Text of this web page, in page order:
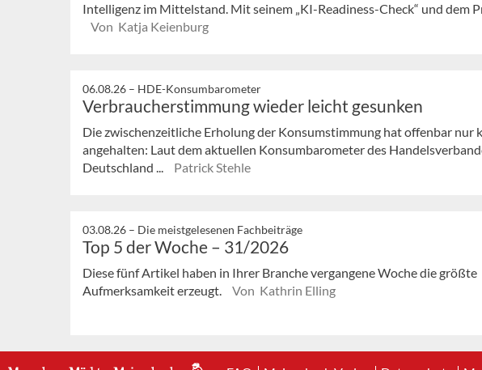
Intelligenz im Mittelstand. Mit seinem „KI-Readiness-Check“ und dem
Von Katja Keienburg
06.08.26 – HDE-Konsumbarometer
Verbraucherstimmung wieder leicht gesunken
Die zwischenzeitliche Erholung der Konsumstimmung hat offenbar nur
angehalten: Laut dem aktuellen Konsumbarometer des
Deutschland ...
Patrick Stehle
03.08.26 – Die meistgelesenen Fachbeiträge
Top 5 der Woche – 31/2026
Diese fünf Artikel haben in Ihrer Branche vergangene Woche die größte
Aufmerksamkeit erzeugt.
Von Kathrin Elling